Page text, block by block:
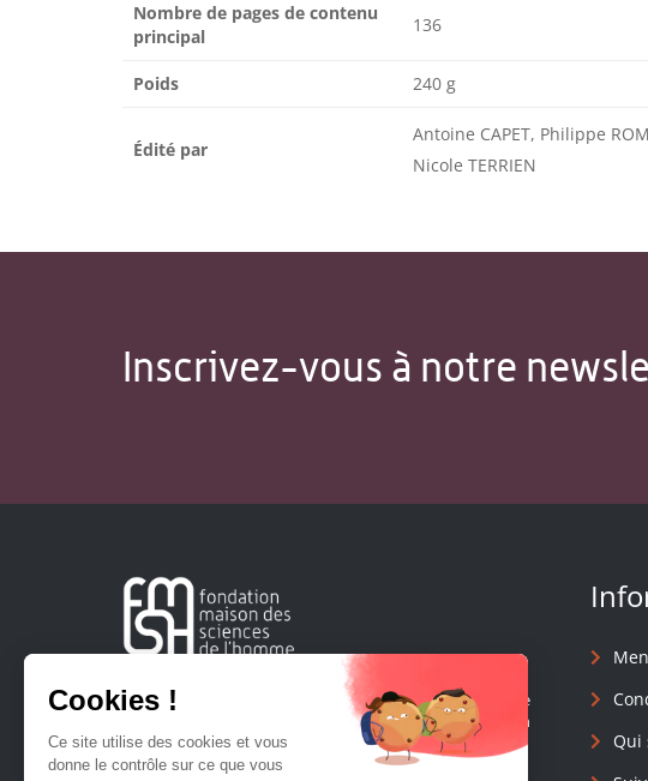
Nombre de pages de contenu
principal
136
Poids 240 g
Édité par
Antoine CAPET, Philippe
Nicole TERRIEN
Inscrivez-vous à notre
Créée en 1963, la Fondation Maison Sciences de l'Homme
soutient la recherche et la diffusion des connaissances en
sciences humaines et sociales.
Qui